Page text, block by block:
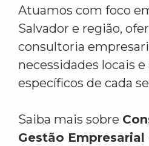
Atuamos com foco
Salvador e região,
consultoria
necessidades locais e
específicos de cada
Saiba mais sobre
Gestão Empresarial